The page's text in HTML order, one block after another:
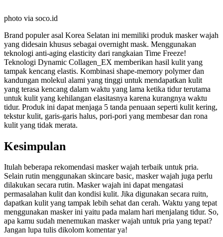
photo via soco.id
Brand populer asal Korea Selatan ini memiliki produk masker wajah
yang didesain khusus sebagai overnight mask. Menggunakan
teknologi anti-aging elasticity dari rangkaian Time Freeze!
Teknologi Dynamic Collagen_EX memberikan hasil kulit yang
tampak kencang elastis. Kombinasi shape-memory polymer dan
kandungan molekul alami yang tinggi untuk mendapatkan kulit
yang terasa kencang dalam waktu yang lama ketika tidur terutama
untuk kulit yang kehilangan elasitasnya karena kurangnya waktu
tidur. Produk ini dapat menjaga 5 tanda penuaan seperti kulit kering,
tekstur kulit, garis-garis halus, pori-pori yang membesar dan rona
kulit yang tidak merata.
Kesimpulan
Itulah beberapa rekomendasi masker wajah terbaik untuk pria.
Selain rutin menggunakan skincare basic, masker wajah juga perlu
dilakukan secara rutin. Masker wajah ini dapat mengatasi
permasalahan kulit dan kondisi kulit. Jika digunakan secara ruitn,
dapatkan kulit yang tampak lebih sehat dan cerah. Waktu yang tepat
menggunakan masker ini yaitu pada malam hari menjalang tidur. So,
apa kamu sudah menemukan masker wajah untuk pria yang tepat?
Jangan lupa tulis dikolom komentar ya!